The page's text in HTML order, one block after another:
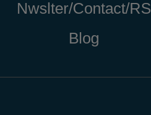
Nwslter/Contact/RS
Blog